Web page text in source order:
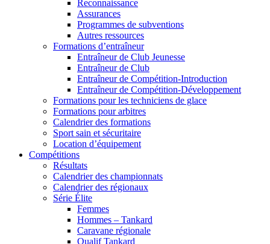
Reconnaissance
Assurances
Programmes de subventions
Autres ressources
Formations d’entraîneur
Entraîneur de Club Jeunesse
Entraîneur de Club
Entraîneur de Compétition-Introduction
Entraîneur de Compétition-Développement
Formations pour les techniciens de glace
Formations pour arbitres
Calendrier des formations
Sport sain et sécuritaire
Location d’équipement
Compétitions
Résultats
Calendrier des championnats
Calendrier des régionaux
Série Élite
Femmes
Hommes – Tankard
Caravane régionale
Qualif Tankard